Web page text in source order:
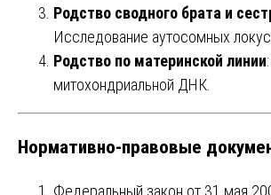
Родство сводного брата и
Исследование аутосомных
Родство по материнской линии
митохондриальной ДНК.
Нормативно-правовые